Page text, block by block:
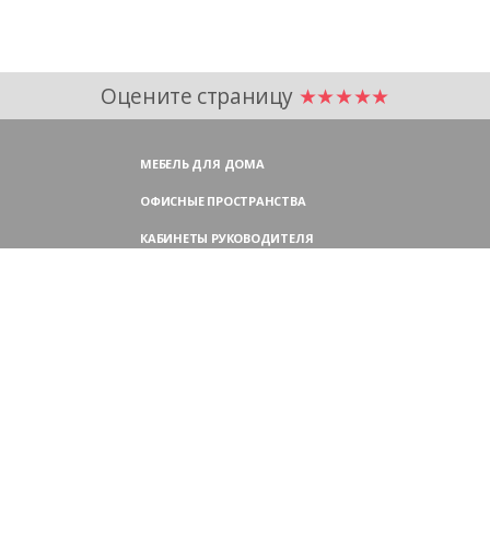
Оцените страницу ★★★★★
МЕБЕЛЬ ДЛЯ ДОМА
ОФИСНЫЕ ПРОСТРАНСТВА
КАБИНЕТЫ РУКОВОДИТЕЛЯ